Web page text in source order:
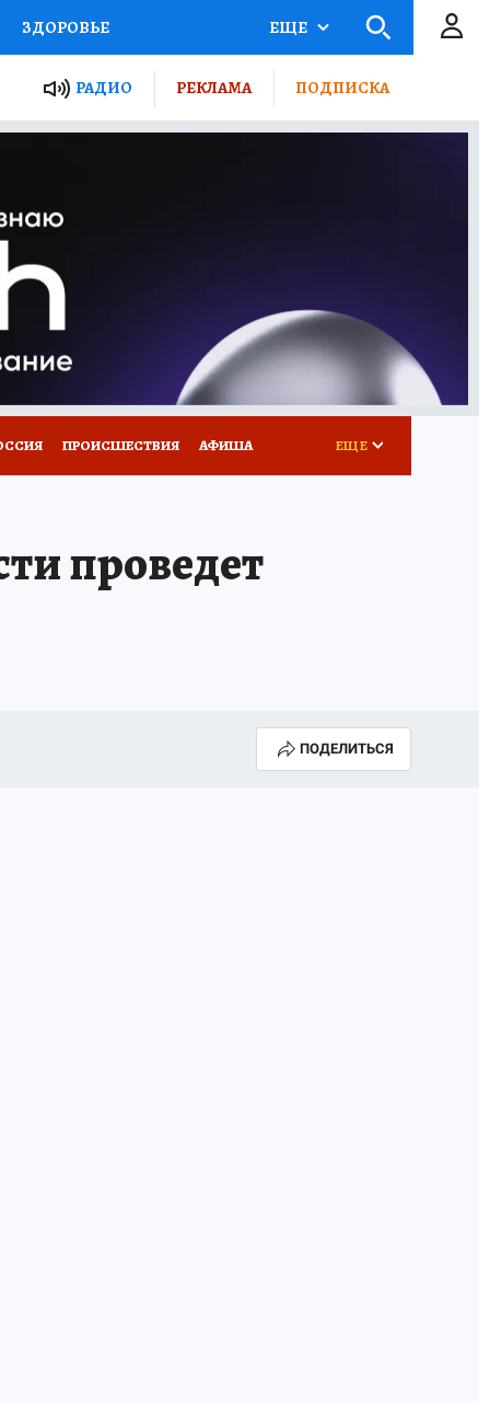
ЗДОРОВЬЕ
РОССИИ
ПУТЕВОДИТЕЛЬ
ПОТРЕБИТЕЛЯ
ЕЩЕ
РАДИО РЕКЛАМА ПОДПИСКА
ПРОИСШЕСТВИЯ АФИША ЕЩЕ
проведет
ПОДЕЛИТЬСЯ